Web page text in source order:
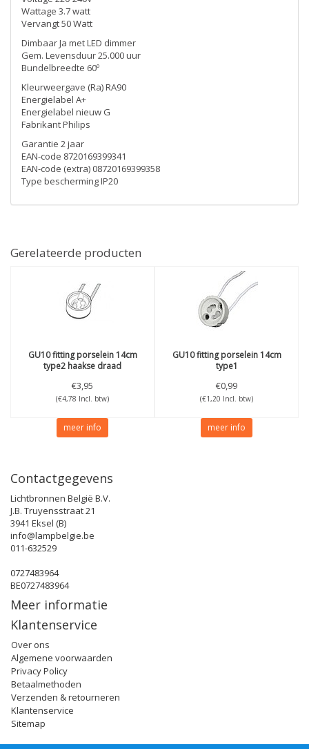
Wattage 3.7 watt
Vervangt 50 Watt
Dimbaar Ja met LED dimmer
Gem. Levensduur 25.000 uur
Bundelbreedte 60º
Kleurweergave (Ra) RA90
Energielabel A+
Energielabel nieuw G
Fabrikant Philips
Garantie 2 jaar
EAN-code 8720169399341
EAN-code (extra) 08720169399358
Type bescherming IP20
Gerelateerde producten
GU10 fitting porselein 14cm
type2 haakse draad
€3,95
(€4,78 Incl. btw)
meer info
GU10 fitting porselein 14cm
type1
€0,99
(€1,20 Incl. btw)
meer info
Contactgegevens
Lichtbronnen België B.V.
J.B. Truyensstraat 21
3941 Eksel (B)
info@lampbelgie.be
011-632529
0727483964
BE0727483964
Meer informatie
Klantenservice
Over ons
Algemene voorwaarden
Privacy Policy
Betaalmethoden
Verzenden & retourneren
Klantenservice
Sitemap